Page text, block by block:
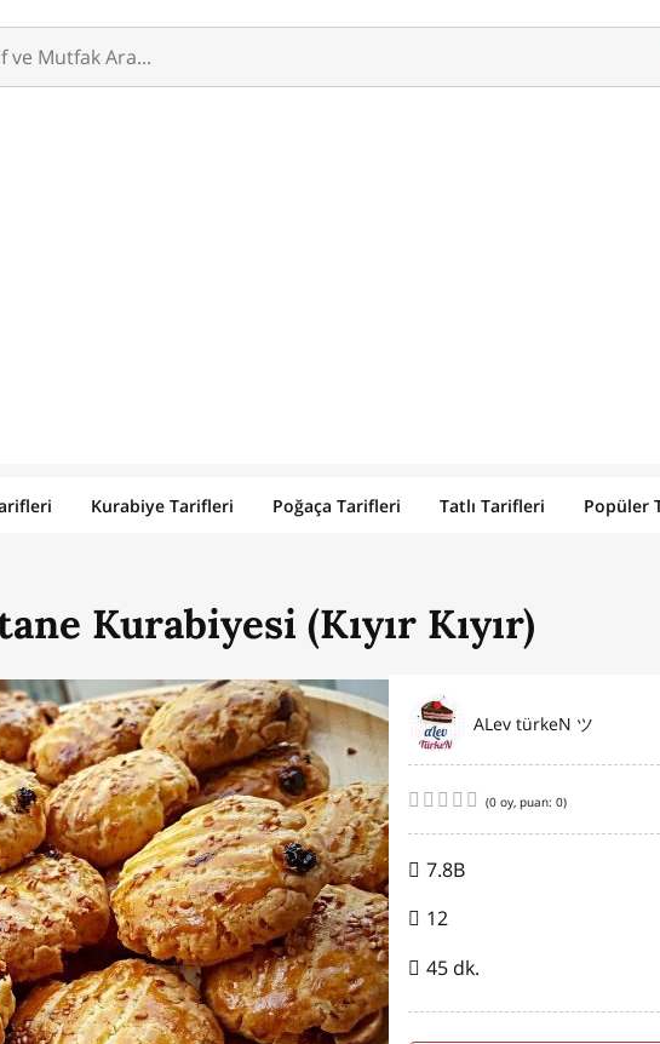
Kurabiye Tarifleri Poğaça Tarifleri Tatlı Tarifleri Popüler
Kurabiyesi (Kıyır Kıyır)
ALev türkeN ツ
(0 oy, puan: 0)
7.8B
12
45 dk.